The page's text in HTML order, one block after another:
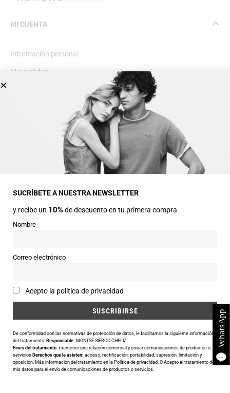
MI CUENTA
Información personal
Mis pedidos
INFORMACIÓN GENERAL
22330 Ainsa (Huesca)
Teléfonos
974 50 00 43
Horarios
Email
Utilizamos cookies para ofrecerte la mejor experiencia en nuestra
web.
Puedes aprender más sobre qué cookies utilizamos o desactivarlas
SUCRÍBETE A NUESTRA NEWSLETTER
y recibe un 10%de descuento en tu primera compra
Nombre
Correo electrónico
Acepto la política de privacidad
De conformidad con las normativas de protección de datos, le facilitamos la siguiente información
del tratamiento: Responsable: MONTSE SIERCO CHELIZ
Fines del tratamiento: mantener una relación comercial y enviar comunicaciones de productos o
servicios Derechos que le asisten: acceso, rectificación, portabilidad, supresión, limitación y
oposición. Más información del tratamiento en la Política de privacidad. O Acepto el tratamiento de
mis datos para el envío de comunicaciones de productos o servicios.